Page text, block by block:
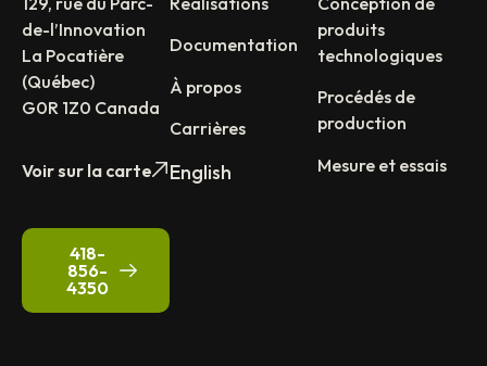
de-l’Innovation
La Pocatière
(Québec)
G0R 1Z0 Canada
Voir sur la carte
418-
856-
4350
Documentation
À propos
Carrières
English
produits
technologiques
Procédés de
production
Mesure et essais